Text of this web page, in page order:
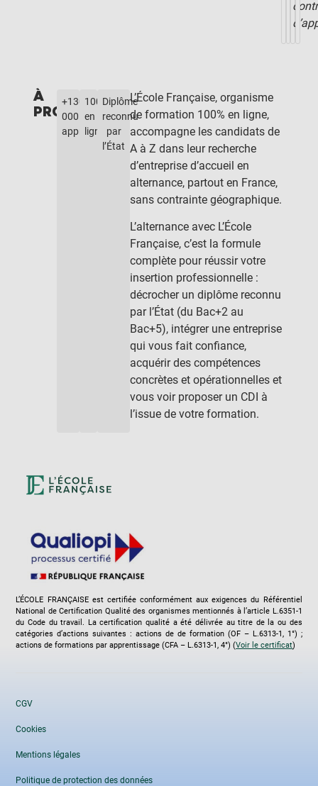
À
PROPOS
+130
000
apprenants
100%
en
ligne
Diplôme
reconnu
par
l’État
L’École Française, organisme
de formation 100% en ligne,
accompagne les candidats de
A à Z dans leur recherche
d’entreprise d’accueil en
alternance, partout en France,
sans contrainte géographique.
L’alternance avec L’École
Française, c’est la formule
complète pour réussir votre
insertion professionnelle :
décrocher un diplôme reconnu
par l’État (du Bac+2 au
Bac+5), intégrer une entreprise
qui vous fait confiance,
acquérir des compétences
concrètes et opérationnelles et
vous voir proposer un CDI à
l’issue de votre formation.
L’ÉCOLE FRANÇAISE est certifiée conformément aux exigences du Référentiel
National de Certification Qualité des organismes mentionnés à l’article L.6351-1
du Code du travail. La certification qualité a été délivrée au titre de la ou des
catégories d’actions suivantes : actions de de formation (OF – L.6313-1, 1°) ;
actions de formations par apprentissage (CFA – L.6313-1, 4°) (Voir le certificat)
CGV
Cookies
Mentions légales
Politique de protection des données